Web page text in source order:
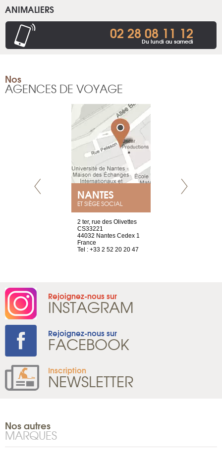
ANIMALIERS
02 28 08 11 12
Du lundi au samedi
Nos
AGENCES DE VOYAGE
NANTES
ET SIÈGE SOCIAL
2 ter, rue des Olivettes
CS33221
44032 Nantes Cedex 1
France
Tel : +33 2 52 20 20 47
Rejoignez-nous sur
INSTAGRAM
Rejoignez-nous sur
FACEBOOK
Inscription
NEWSLETTER
Nos autres
MARQUES